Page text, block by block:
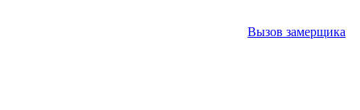
Вызов замерщика